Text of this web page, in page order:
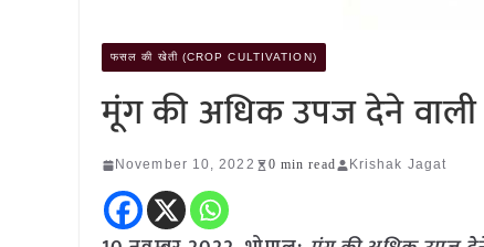
फसल की खेती (CROP CULTIVATION)
मूंग की अधिक उपज देने वाली
November 10, 2022 0 min read Krishak Jagat